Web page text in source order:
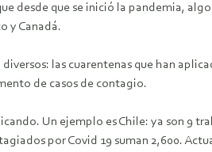
desde que se inició la pandemia,
y Canadá.
las cuarentenas que han
de casos de contagio.
Un ejemplo es Chile: ya son 9
por Covid 19 suman 2,600.